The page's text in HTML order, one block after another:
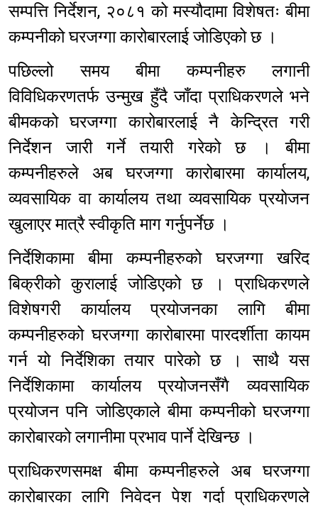
सम्पत्ति निर्देशन, २०८१ को मस्यौदामा विशेषतः बीमा
कम्पनीको घरजग्गा कारोबारलाई जोडिएको छ ।
पछिल्लो समय बीमा कम्पनीहरु लगानी
विविधिकरणतर्फ उन्मुख हुँदै जाँदा प्राधिकरणले भने
बीमकको घरजग्गा कारोबारलाई नै केन्द्रित गरी
निर्देशन जारी गर्ने तयारी गरेको छ । बीमा
कम्पनीहरुले अब घरजग्गा कारोबारमा कार्यालय,
व्यवसायिक वा कार्यालय तथा व्यवसायिक प्रयोजन
खुलाएर मात्रै स्वीकृति माग गर्नुपर्नेछ ।
निर्देशिकामा बीमा कम्पनीहरुको घरजग्गा खरिद
बिक्रीको कुरालाई जोडिएको छ । प्राधिकरणले
विशेषगरी कार्यालय प्रयोजनका लागि बीमा
कम्पनीहरुको घरजग्गा कारोबारमा पारदर्शीता कायम
गर्न यो निर्देशिका तयार पारेको छ । साथै यस
निर्देशिकामा कार्यालय प्रयोजनसँगै व्यवसायिक
प्रयोजन पनि जोडिएकाले बीमा कम्पनीको घरजग्गा
कारोबारको लगानीमा प्रभाव पार्ने देखिन्छ ।
प्राधिकरणसमक्ष बीमा कम्पनीहरुले अब घरजग्गा
कारोबारका लागि निवेदन पेश गर्दा प्राधिकरणले